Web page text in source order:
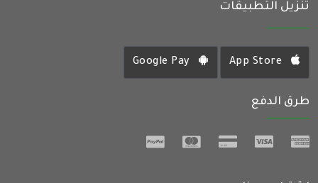
تنزيل التطبيقات
طرق الدفع